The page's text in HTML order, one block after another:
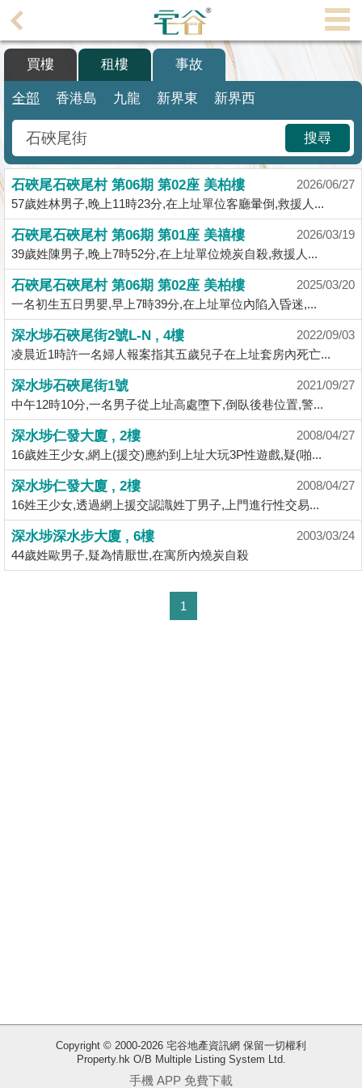
理
主
搵
樓/
成
交
業
主
放
盤
宅
谷
按
揭
地
產
博
客
地
產
新
買樓 租樓 事故
全部 香港島 九龍 新界東 新界西
搜尋
石硤尾石硤尾村 第06期 第02座 美柏樓
2026/06/27
57歲姓林男子,晚上11時23分,在上址單位客廳暈倒,救援人...
石硤尾石硤尾村 第06期 第01座 美禧樓
2026/03/19
39歲姓陳男子,晚上7時52分,在上址單位燒炭自殺,救援人...
石硤尾石硤尾村 第06期 第02座 美柏樓
2025/03/20
一名初生五日男嬰,早上7時39分,在上址單位內陷入昏迷,...
深水埗石硤尾街2號L-N , 4樓
2022/09/03
凌晨近1時許一名婦人報案指其五歲兒子在上址套房內死亡...
深水埗石硤尾街1號
2021/09/27
中午12時10分,一名男子從上址高處墮下,倒臥後巷位置,警...
深水埗仁發大廈 , 2樓
2008/04/27
16歲姓王少女,網上(援交)應約到上址大玩3P性遊戲,疑(啪...
深水埗仁發大廈 , 2樓
2008/04/27
16姓王少女,透過網上援交認識姓丁男子,上門進行性交易...
深水埗深水步大廈 , 6樓
2003/03/24
44歲姓歐男子,疑為情厭世,在寓所內燒炭自殺
1
Copyright © 2000-2026 宅谷地產資訊網 保留一切權利
Property.hk O/B Multiple Listing System Ltd.
手機 APP 免費下載